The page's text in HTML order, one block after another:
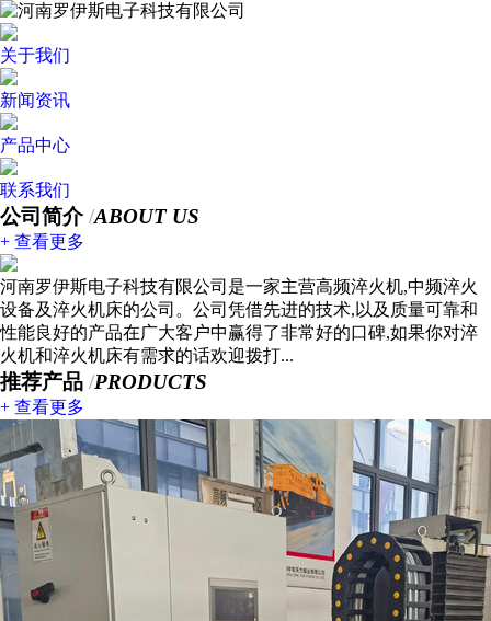
关于我们
新闻资讯
产品中心
联系我们
公司简介/ABOUT US
+ 查看更多
河南罗伊斯电子科技有限公司是一家主营高频淬火机,中频淬火
设备及淬火机床的公司。公司凭借先进的技术,以及质量可靠和
性能良好的产品在广大客户中赢得了非常好的口碑,如果你对淬
火机和淬火机床有需求的话欢迎拨打...
推荐产品 /PRODUCTS
+ 查看更多